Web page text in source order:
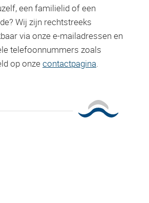
een familielid of een
Wij zijn rechtstreeks
via onze e-mailadressen en
telefoonnummers zoals
op onzecontactpagina.